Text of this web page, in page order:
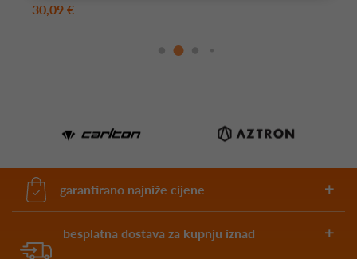
30,09 €
garantirano najniže cijene
besplatna dostava za kupnju iznad